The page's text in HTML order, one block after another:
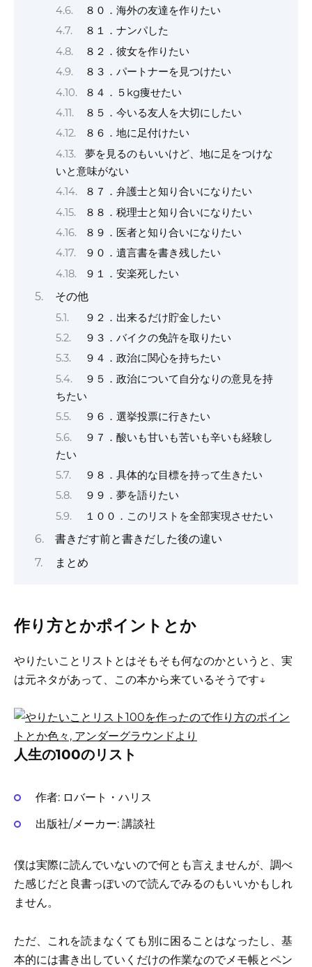
８０．海外の友達を作りたい
８１．ナンパした
８２．彼女を作りたい
８３．パートナーを見つけたい
８４．５kg痩せたい
８５．今いる友人を大切にしたい
８６．地に足付けたい
夢を見るのもいいけど、地に足をつけな
いと意味がない
８７．弁護士と知り合いになりたい
８８．税理士と知り合いになりたい
８９．医者と知り合いになりたい
９０．遺言書を書き残したい
９１．安楽死したい
その他
９２．出来るだけ貯金したい
９３．バイクの免許を取りたい
９４．政治に関心を持ちたい
９５．政治について自分なりの意見を持
ちたい
９６．選挙投票に行きたい
９７．酸いも甘いも苦いも辛いも経験し
たい
９８．具体的な目標を持って生きたい
９９．夢を語りたい
１００．このリストを全部実現させたい
書きだす前と書きだした後の違い
まとめ
作り方とかポイントとか
やりたいことリストとはそもそも何なのかというと、実
は元ネタがあって、この本から来ているそうです↓
人生の100のリスト
作者:ロバート・ハリス
出版社/メーカー:講談社
僕は実際に読んでいないので何とも言えませんが、調べ
た感じだと良書っぽいので読んでみるのもいいかもしれ
ません。
ただ、これを読まなくても別に困ることはなったし、基
本的には書き出していくだけの作業なのでメモ帳とペン